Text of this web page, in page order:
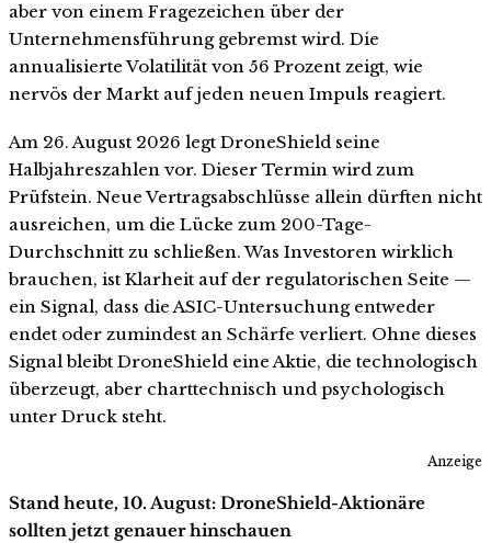
aber von einem Fragezeichen über der
Unternehmensführung gebremst wird. Die
annualisierte Volatilität von 56 Prozent zeigt, wie
nervös der Markt auf jeden neuen Impuls reagiert.
Am 26. August 2026 legt DroneShield seine
Halbjahreszahlen vor. Dieser Termin wird zum
Prüfstein. Neue Vertragsabschlüsse allein dürften nicht
ausreichen, um die Lücke zum 200-Tage-
Durchschnitt zu schließen. Was Investoren wirklich
brauchen, ist Klarheit auf der regulatorischen Seite —
ein Signal, dass die ASIC-Untersuchung entweder
endet oder zumindest an Schärfe verliert. Ohne dieses
Signal bleibt DroneShield eine Aktie, die technologisch
überzeugt, aber charttechnisch und psychologisch
unter Druck steht.
Anzeige
Stand heute, 10. August: DroneShield-Aktionäre
sollten jetzt genauer hinschauen